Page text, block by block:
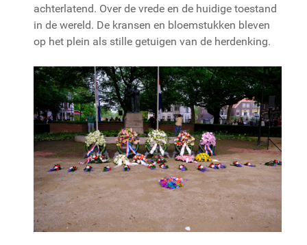
achterlatend. Over de vrede en de huidige toestand
in de wereld. De kransen en bloemstukken bleven
op het plein als stille getuigen van de herdenking.